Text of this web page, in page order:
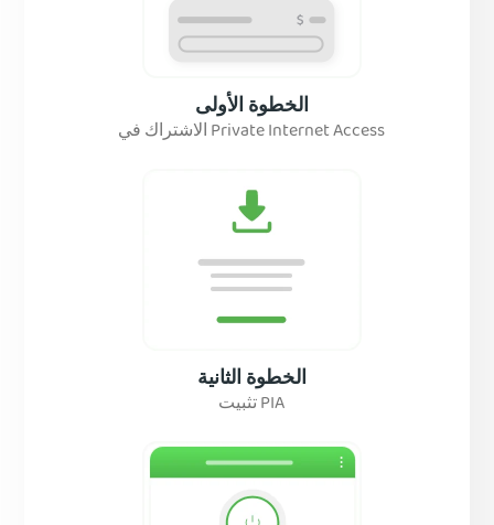
الخطوة الأولى
الاشتراك في Private Internet Access
الخطوة الثانية
تثبيت PIA